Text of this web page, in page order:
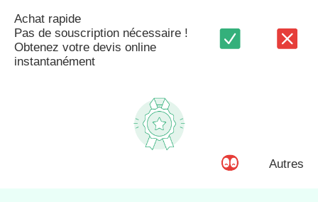
Achat rapide
Pas de souscription nécessaire !
Obtenez votre devis online
instantanément
Autres